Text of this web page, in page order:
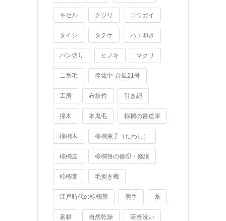
キセル クジリ コウガイ
タイシ タチケ ハエ叩き
パン切り ヒノキ マクリ
二番毛 停電中-台風21号
工房 布袋竹 引き紐
撞木 本鬼毛 棕櫚の書道筆
棕櫚木 棕櫚束子（たわし）
棕櫚皮 棕櫚箒の修理・修繕
棕櫚葉 毛捌き機
江戸時代の棕櫚箒 熊手 糸
素材 自然乾燥 茶釜洗い